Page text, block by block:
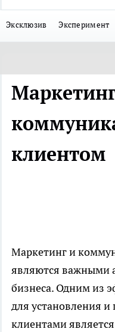
Эксклюзив Эксперимент
клиентом
Маркетинг и
являются важными
бизнеса. Одним из
для установления
клиентами